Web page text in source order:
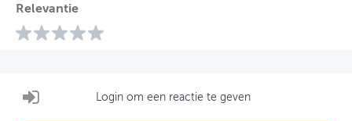
Relevantie
Login om een reactie te geven